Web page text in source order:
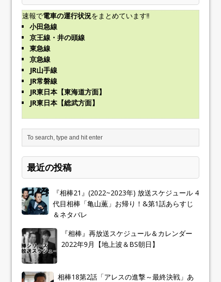
速報で電車の運行状況をまとめています!!
小田急線
京王線・井の頭線
東急線
京急線
JR山手線
JR常磐線
JR東日本【東海道方面】
JR東日本【総武方面】
最近の投稿
『相棒21』(2022~2023年) 放送スケジュール 4
代目相棒「亀山薫」お帰り！&第1話あらすじ
＆ネタバレ
『相棒』再放送スケジュール＆カレンダー
2022年9月【地上波＆BS朝日】
相棒18第2話「アレスの進撃～最終決戦」あ